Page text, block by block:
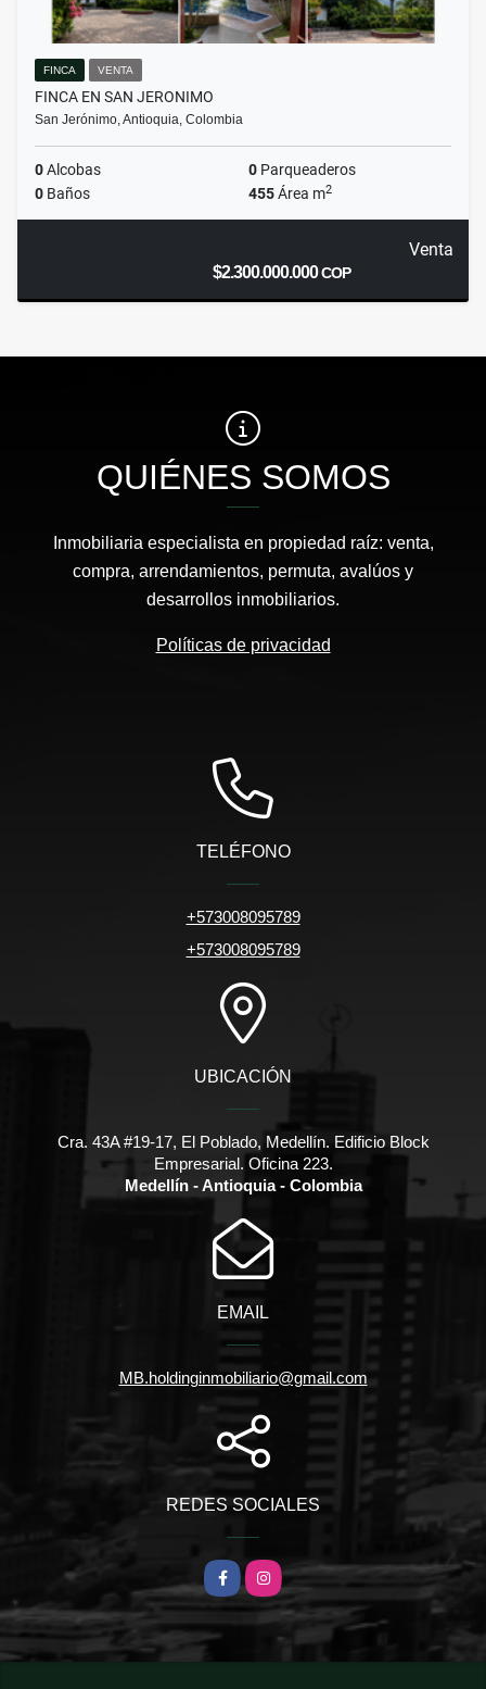
FINCA VENTA
FINCA EN SAN JERONIMO
San Jerónimo, Antioquia, Colombia
0Alcobas 0 Parqueaderos
0 Baños 455Área m2
Venta
$2.300.000.000COP
QUIÉNES SOMOS
Inmobiliaria especialista en propiedad raíz: venta,
compra, arrendamientos, permuta, avalúos y
desarrollos inmobiliarios.
Políticas de privacidad
TELÉFONO
+573008095789
+573008095789
UBICACIÓN
Cra. 43A #19-17, El Poblado, Medellín. Edificio Block
Empresarial. Oficina 223.
Medellín - Antioquia - Colombia
EMAIL
MB.holdinginmobiliario@gmail.com
REDES SOCIALES
FacebookInstagram